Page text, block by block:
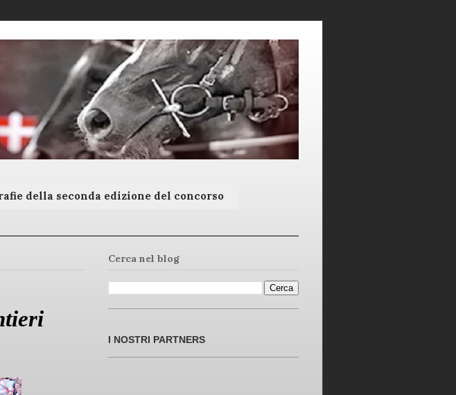
della seconda edizione del concorso
Cerca nel blog
I NOSTRI PARTNERS